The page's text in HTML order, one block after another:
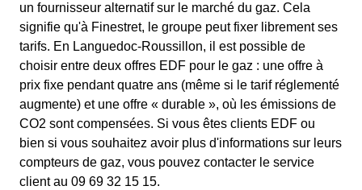
un fournisseur alternatif sur le marché du gaz. Cela
signifie qu'à Finestret, le groupe peut fixer librement ses
tarifs. En Languedoc-Roussillon, il est possible de
choisir entre deux offres EDF pour le gaz : une offre à
prix fixe pendant quatre ans (même si le tarif réglementé
augmente) et une offre « durable », où les émissions de
CO2 sont compensées. Si vous êtes clients EDF ou
bien si vous souhaitez avoir plus d'informations sur leurs
compteurs de gaz, vous pouvez contacter le service
client au 09 69 32 15 15.